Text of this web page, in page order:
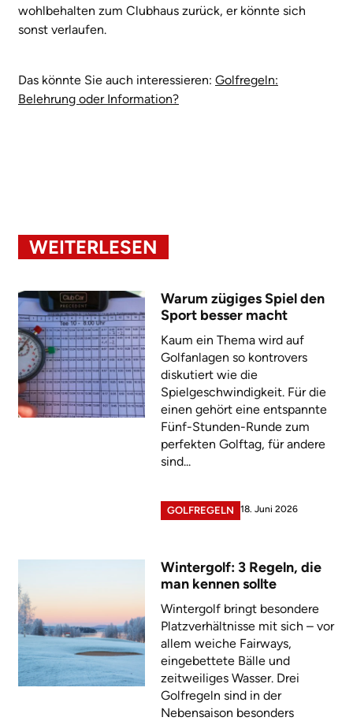
wohlbehalten zum Clubhaus zurück, er könnte sich
sonst verlaufen.
Das könnte Sie auch interessieren: Golfregeln:
Belehrung oder Information?
WEITERLESEN
Warum zügiges Spiel den
Sport besser macht
Kaum ein Thema wird auf
Golfanlagen so kontrovers
diskutiert wie die
Spielgeschwindigkeit. Für die
einen gehört eine entspannte
Fünf-Stunden-Runde zum
perfekten Golftag, für andere
sind...
GOLFREGELN 18. Juni 2026
Wintergolf: 3 Regeln, die
man kennen sollte
Wintergolf bringt besondere
Platzverhältnisse mit sich – vor
allem weiche Fairways,
eingebettete Bälle und
zeitweiliges Wasser. Drei
Golfregeln sind in der
Nebensaison besonders